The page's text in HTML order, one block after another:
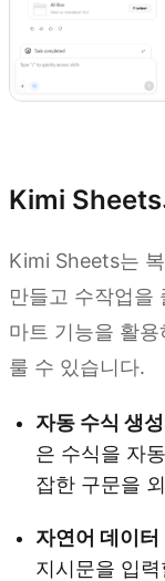
Kimi Sheets
Kimi Sheets는
만들고 수작업을
마트 기능을 활
룰 수 있습니다.
자동 수식 생
은 수식을 자
잡한 구문을
자연어 데이터
지시문을 입